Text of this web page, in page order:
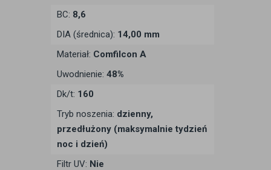
BC: 8,6
DIA (średnica): 14,00 mm
Materiał: Comfilcon A
Uwodnienie: 48%
Dk/t: 160
Tryb noszenia: dzienny,
przedłużony (maksymalnie tydzień
noc i dzień)
Filtr UV: Nie